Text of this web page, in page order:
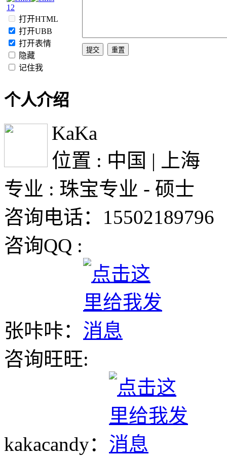
1 2
打开HTML
打开UBB
打开表情
隐藏
记住我
个人介绍
KaKa
位置 : 中国 | 上海
专业 : 珠宝专业 - 硕士
咨询电话：15502189796
咨询QQ :
张咔咔：
咨询旺旺:
kakacandy：